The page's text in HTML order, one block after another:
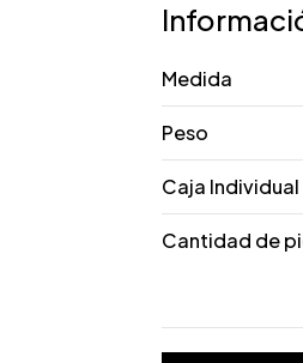
Medida
Peso
Caja Individual
Cantidad de